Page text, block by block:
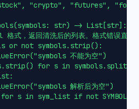
{"stock", "crypto", "futures",
str) -> List[str]:
式，返回清洗后的列表。格式错误直接
or not symbols.strip():
不能为空")
for s in
解析后为空")
s in sym_list if not